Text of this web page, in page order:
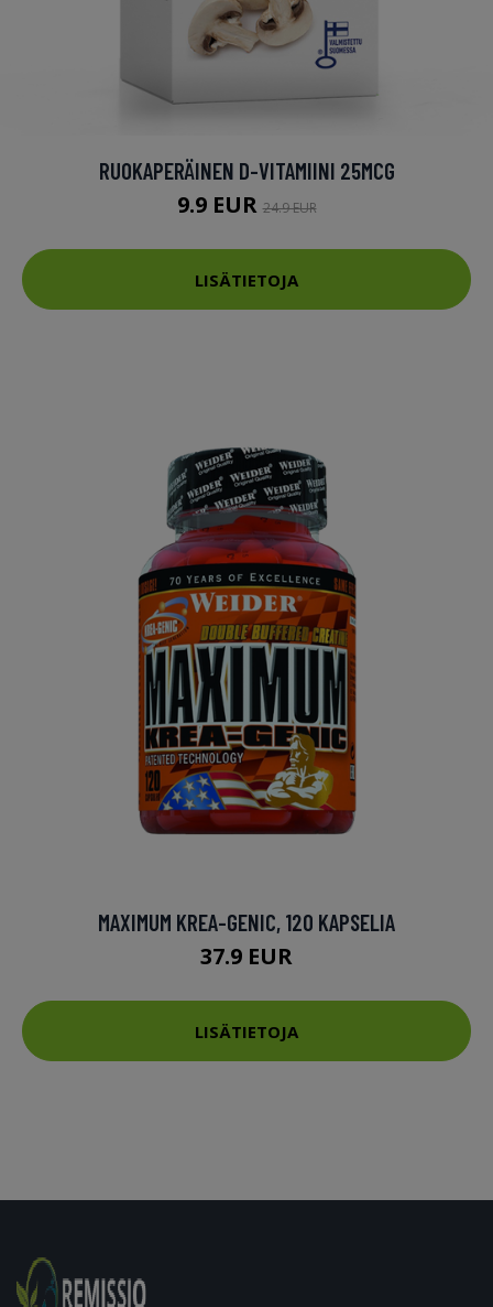
RUOKAPERÄINEN D-VITAMIINI 25MCG
9.9 EUR24.9 EUR
LISÄTIETOJA
MAXIMUM KREA-GENIC, 120 KAPSELIA
37.9 EUR
LISÄTIETOJA